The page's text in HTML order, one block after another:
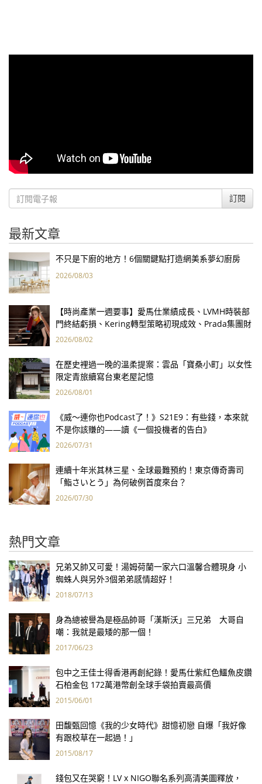
訂閱
最新文章
不只是下廚的地方！6個關鍵點打造網美系夢幻廚房
2026/08/03
【時尚產業一週要事】愛馬仕業績成長、LVMH時裝部
門終結虧損、Kering轉型策略初現成效、Prada集團財
報亮眼
2026/08/02
在歷史裡過一晚的溫柔提案：雲品「寶桑小町」以女性
限定青旅續寫台東老屋記憶
2026/08/01
《威～連你也Podcast了！》S21E9：有些錢，本來就
不是你該賺的——讀《一個投機者的告白》
2026/07/31
連續十年米其林三星、全球最難預約！東京傳奇壽司
「鮨さいとう」為何破例首度來台？
2026/07/30
熱門文章
兄弟又帥又可愛！湯姆荷蘭一家六口溫馨合體現身 小
蜘蛛人與另外3個弟弟感情超好！
2018/07/13
身為總被譽為是極品帥哥「漢斯沃」三兄弟 大哥自
嘲：我就是最矮的那一個！
2017/06/23
包中之王佳士得香港再創紀錄！愛馬仕紫紅色鱷魚皮鑽
石柏金包 172萬港幣創全球手袋拍賣最高價
2015/06/01
田馥甄回憶《我的少女時代》甜憶初戀 自爆「我好像
有跟校草在一起過！」
2015/08/17
錢包又在哭窮！LV x NIGO聯名系列高清美圖釋放，